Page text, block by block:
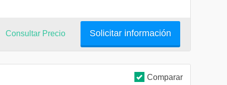
Solicitar información
Consultar Precio
Comparar